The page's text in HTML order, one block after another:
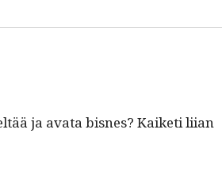
ja ava­ta bisnes? Kaiketi liian